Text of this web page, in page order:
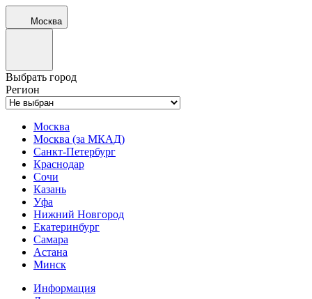
Москва
Выбрать город
Регион
Москва
Москва (за МКАД)
Санкт-Петербург
Краснодар
Сочи
Казань
Уфа
Нижний Новгород
Екатеринбург
Самара
Астана
Минск
Информация